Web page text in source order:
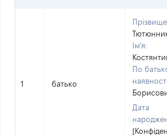
1 батько
Ім'я:
По
Дата